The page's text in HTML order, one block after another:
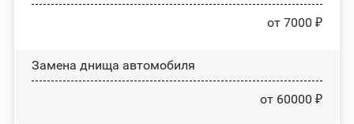
от 7000 ₽
Замена днища автомобиля
от 60000 ₽